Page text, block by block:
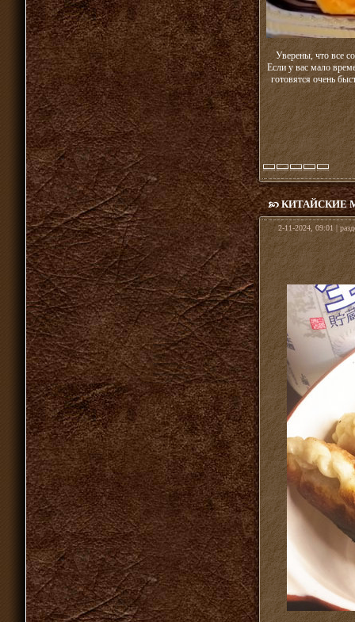
Уверены, что все
Если у вас мало
готовятся очень
КИТАЙСКИЕ
2-11-2024, 09:01 |